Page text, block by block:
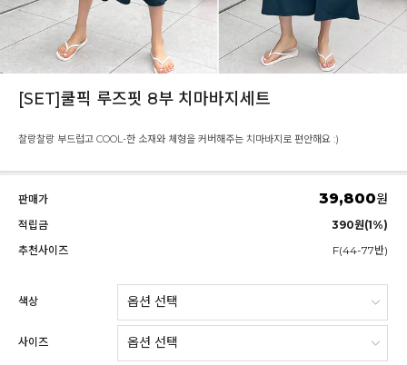
[SET]쿨픽 루즈핏 8부 치마바지세트
찰랑찰랑 부드럽고 COOL-한 소재와 체형을 커버해주는 치마바지로 편안해요 :)
판매가 39,800원
적립금
390원(1%)
추천사이즈
F(44-77반)
색상
사이즈